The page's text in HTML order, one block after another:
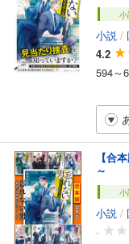
小
小説 /
4.2
594～
【合
～
小
小説 /
-